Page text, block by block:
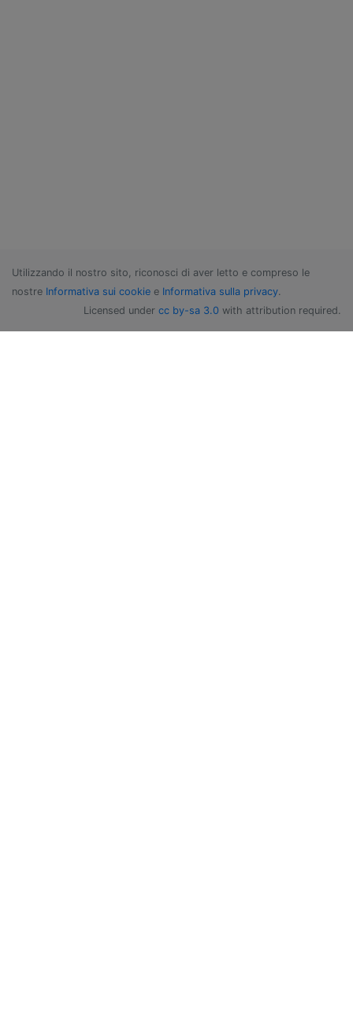
Utilizzando il nostro sito, riconosci di aver letto e compreso le
nostre Informativa sui cookie e Informativa sulla privacy.
Licensed under cc by-sa 3.0 with attribution required.